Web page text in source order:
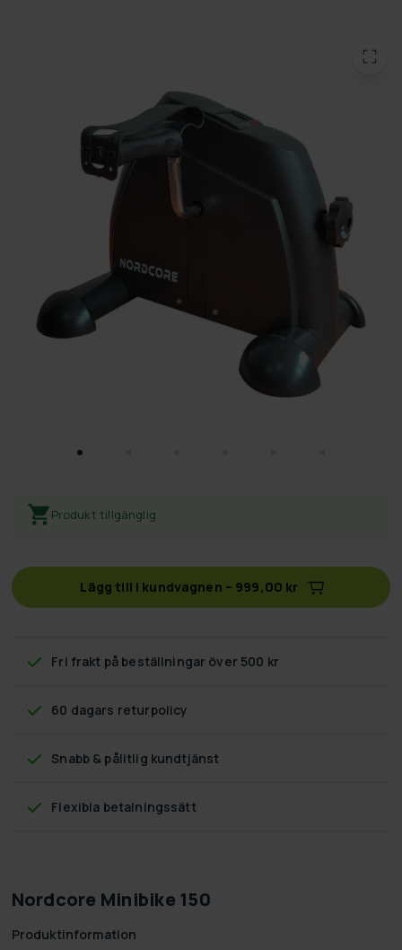
Produkt tillgänglig
Lägg till i kundvagnen – 999,00 kr
Fri frakt på beställningar över 500 kr
60 dagars returpolicy
Snabb & pålitlig kundtjänst
Flexibla betalningssätt
Nordcore Minibike 150
Produktinformation